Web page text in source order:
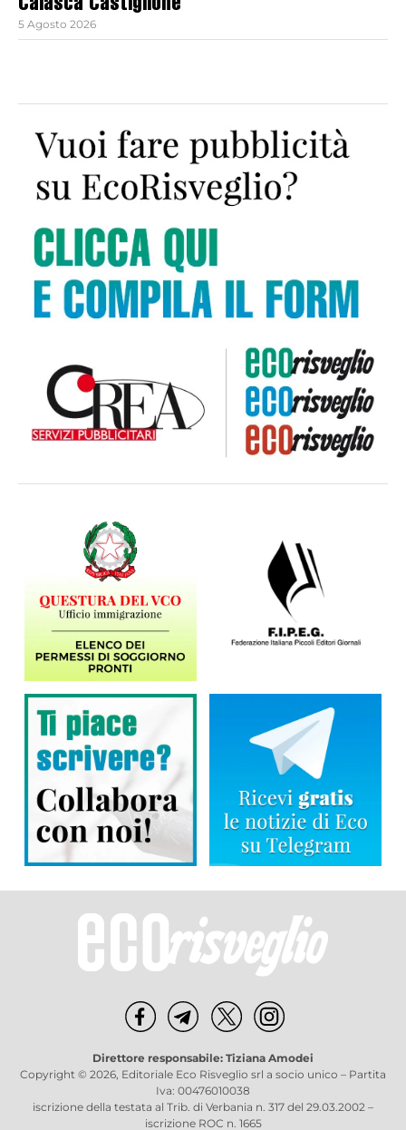
Calasca Castiglione
5 Agosto 2026
Direttore responsabile: Tiziana Amodei
Copyright © 2026, Editoriale Eco Risveglio srl a socio unico – Partita
Iva: 00476010038
iscrizione della testata al Trib. di Verbania n. 317 del 29.03.2002 –
iscrizione ROC n. 1665